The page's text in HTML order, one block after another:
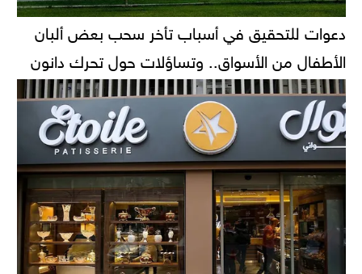
دعوات للتحقيق في أسباب تأخر سحب بعض ألبان
الأطفال من الأسواق.. وتساؤلات حول تحرك دانون